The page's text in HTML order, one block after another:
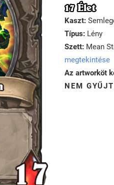
17 Élet
Kaszt:
Típus: Lény
Szett: Mean
megtekintése
Az artworköt
NEM